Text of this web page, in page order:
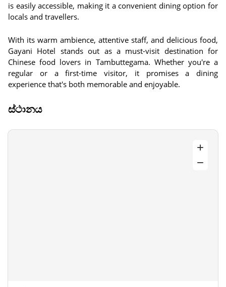
is easily accessible, making it a convenient dining option for
locals and travellers.
With its warm ambience, attentive staff, and delicious food,
Gayani Hotel stands out as a must-visit destination for
Chinese food lovers in Tambuttegama. Whether you're a
regular or a first-time visitor, it promises a dining
experience that's both memorable and enjoyable.
ස්ථානය